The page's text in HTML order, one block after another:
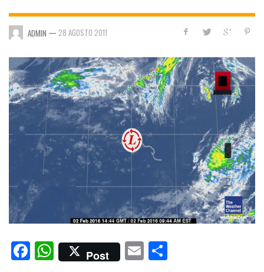
ADMIN — 28 AGOSTO 2011
Facebook
WhatsApp
Post Email